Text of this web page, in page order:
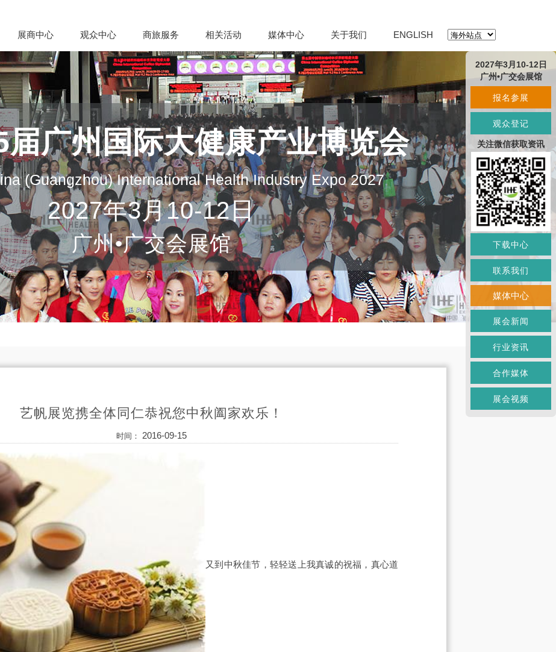
展商中心 观众中心 商旅服务 相关活动 媒体中心 关于我们 ENGLISH
届广州国际大健康产业博览会
(Guangzhou) International Health Industry Expo 2027
2027年3月10-12日
广州•广交会展馆
艺帆展览携全体同仁恭祝您中秋阖家欢乐！
时间： 2016-09-15
又到中秋佳节，轻轻送上我真诚的祝福，真心道
2027年3月10-12日
广州•广交会展馆
报名参展
观众登记
关注微信获取资讯
下载中心
联系我们
媒体中心
展会新闻
行业资讯
合作媒体
展会视频